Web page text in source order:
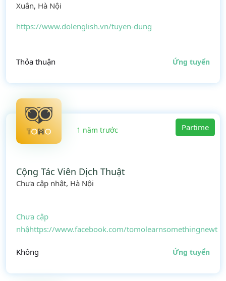
Xuân, Hà Nội
https://www.dolenglish.vn/tuyen-dung
Thỏa thuận Ứng tuyển
1 năm trước Partime
Cộng Tác Viên Dịch Thuật
Chưa cập nhật, Hà Nội
Chưa cập
nhậhttps://www.facebook.com/tomolearnsomethingnewt
Không Ứng tuyển